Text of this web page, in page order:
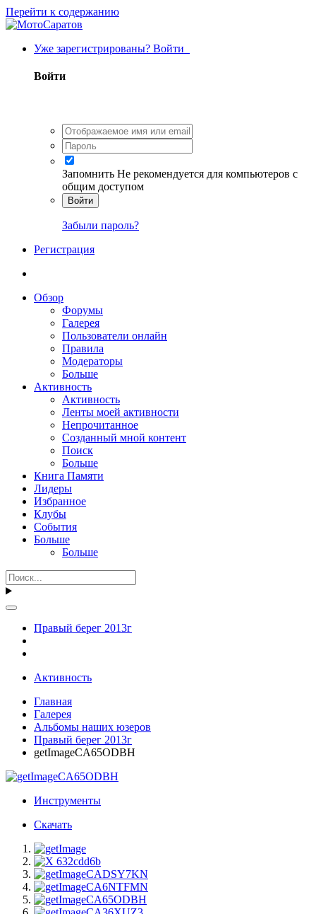
Перейти к содержанию
Уже зарегистрированы? Войти
Войти
Запомнить Не рекомендуется для компьютеров с
общим доступом
Войти
Забыли пароль?
Регистрация
Обзор
Форумы
Галерея
Пользователи онлайн
Правила
Модераторы
Больше
Активность
Активность
Ленты моей активности
Непрочитанное
Созданный мной контент
Поиск
Больше
Книга Памяти
Лидеры
Избранное
Клубы
События
Больше
Больше
Правый берег 2013г
Активность
Главная
Галерея
Альбомы наших юзеров
Правый берег 2013г
getImageCA65ODBH
Инструменты
Скачать